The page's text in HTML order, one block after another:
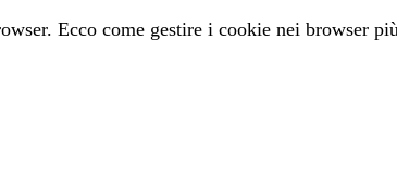
Ecco come gestire i cookie nei browser